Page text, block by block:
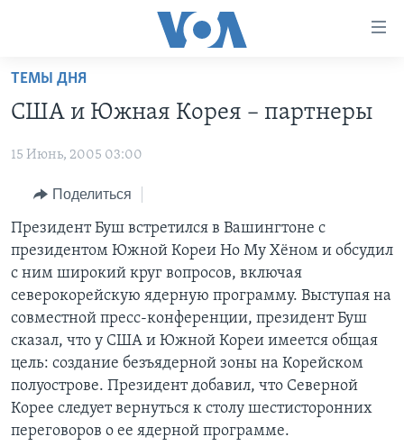
Перейти
основной
Перейти
навигации
Перейти
поиск
АМЕРИКА
НОВОСТИ ЗА МИНУТУ
ИТОГИ
ПОЧЕМУ ЭТО ВАЖНО?
ДИСКУССИЯ VOA
ДЕТАЛИ
НЬЮ-ЙОРК NEW YORK
АМЕРИКА. БОЛЬШОЕ ПУТЕШЕСТВИЕ
ПРОЕКТЫ
УЧИМ АНГЛИЙСКИЙ
НАША АМЕРИКАНСКАЯ ИСТОРИЯ
А КАК В АМЕРИКЕ?
АРТЕФАКТЫ
АМЕРИКАНСКИЕ ГОРОДКИ
ЭКСПЕРТИЗА
ИНТЕРВЬЮ
ФАКТЫ ПРОТИВ ФЕЙКОВ
ЗА СВОБОДУ ПРЕССЫ
УЧИМ АНГЛИЙСКИЙ
ВИДЕО
ПОДПИСКА НА НОВОСТИ
Learning English
ТЕМЫ ДНЯ
США и Южная Корея – партнеры
15 Июнь, 2005 03:00
Поделиться
Президент Буш встретился в Вашингтоне с
президентом Южной Кореи Но Му Хёном и обсудил
с ним широкий круг вопросов, включая
северокорейскую ядерную программу. Выступая на
совместной пресс-конференции, президент Буш
сказал, что у США и Южной Кореи имеется общая
цель: создание безъядерной зоны на Корейском
полуострове. Президент добавил, что Северной
Корее следует вернуться к столу шестисторонних
переговоров о ее ядерной программе.